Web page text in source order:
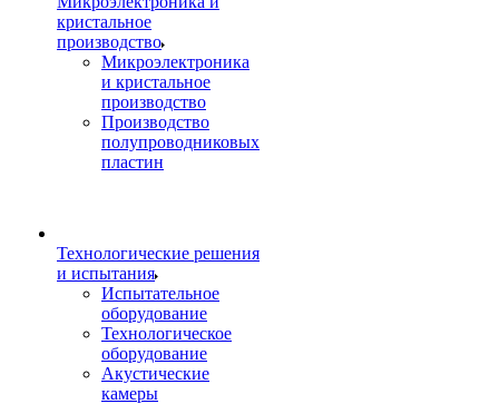
кристальное
производство
Микроэлектроника
и кристальное
производство
Производство
полупроводниковых
пластин
Технологические решения
и испытания
Испытательное
оборудование
Технологическое
оборудование
Акустические
камеры